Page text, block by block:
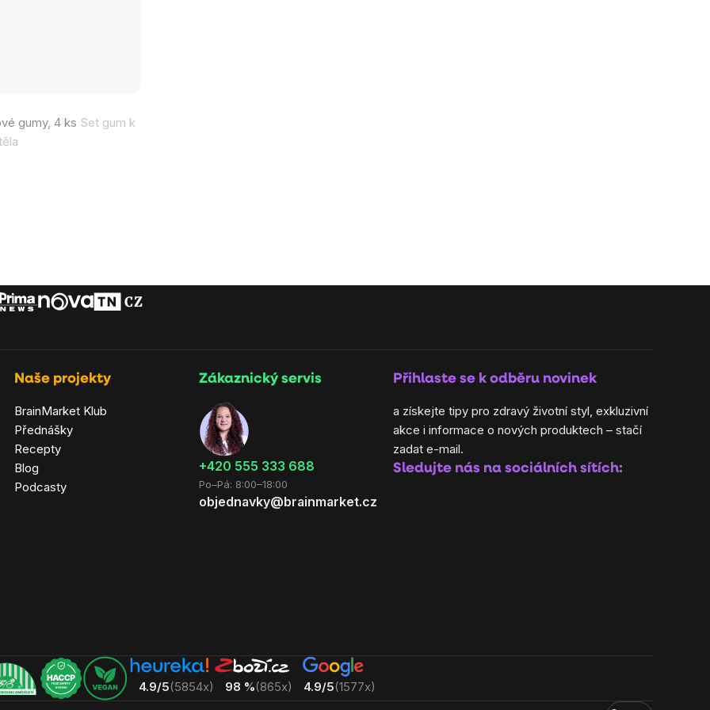
gumy, 4 ks Set gum k
Naše projekty
BrainMarket Klub
Přednášky
Recepty
Blog
Podcasty
Zákaznický servis
‭+420 555 333 688
Po–Pá: 8:00–18:00
objednavky@brainmarket.cz
Přihlaste se k odběru novinek
a získejte tipy pro zdravý životní styl, exkluzivní
akce i informace o nových produktech – stačí
zadat e-mail.
Sledujte nás na sociálních sítích:
4.9/5(5854x) 98 %(865x) 4.9/5(1577x)